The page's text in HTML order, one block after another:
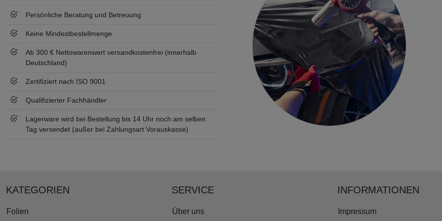
Persönliche Beratung und Betreuung
Keine Mindestbestellmenge
Ab 300 € Nettowarenwert versandkostenfrei (innerhalb
Deutschland)
Zertifiziert nach ISO 9001
Qualifizierter Fachhändler
Lagerware wird bei Bestellung bis 14 Uhr noch am selben
Tag versendet (außer bei Zahlungsart Vorauskasse)
KATEGORIEN
Folien
SERVICE
Über uns
INFORMATIONEN
Impressum